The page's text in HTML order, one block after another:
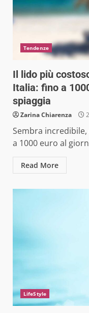
Tendenze
Il lido più
Italia: fino a
spiaggia
Zarina Chiarenza
Sembra
a 1000 euro al
Read More
LifeStyle